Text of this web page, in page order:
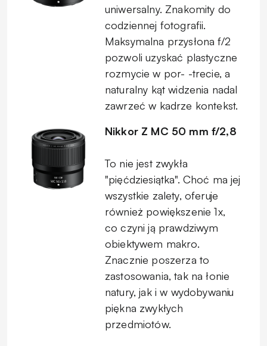
uniwersalny. Znakomity do
codziennej fotografii.
Maksymalna przysłona f/2
pozwoli uzyskać plastyczne
rozmycie w por- -trecie, a
naturalny kąt widzenia nadal
zawrzeć w kadrze kontekst.
Nikkor Z MC 50 mm f/2,8
To nie jest zwykła
"pięćdziesiątka". Choć ma jej
wszystkie zalety, oferuje
również powiększenie 1x,
co czyni ją prawdziwym
obiektywem makro.
Znacznie poszerza to
zastosowania, tak na łonie
natury, jak i w wydobywaniu
piękna zwykłych
przedmiotów.